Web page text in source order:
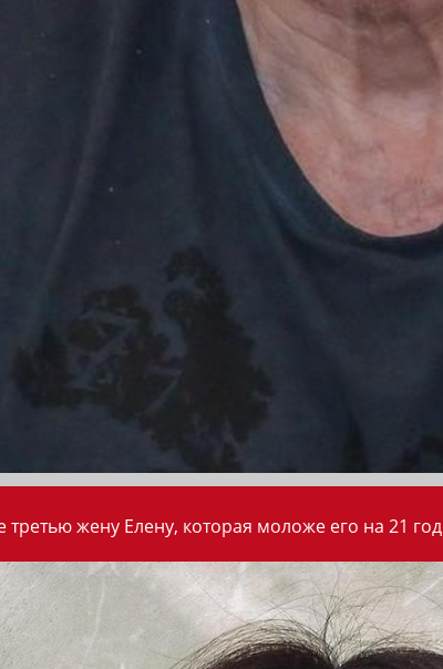
жену Елену, которая моложе его на 21 год